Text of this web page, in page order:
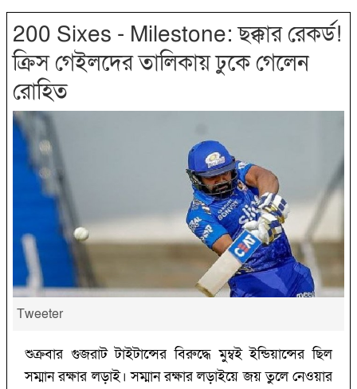
200 Sixes - Milestone: ছক্কার রেকর্ড!‌
ক্রিস গেইলদের তালিকায় ঢুকে গেলেন
রোহিত
Tweeter
শুক্রবার গুজরাট টাইটান্সের বিরুদ্ধে মুম্বই ইন্ডিয়ান্সের ছিল
সম্মান রক্ষার লড়াই। সম্মান রক্ষার লড়াইয়ে জয় তুলে নেওয়ার